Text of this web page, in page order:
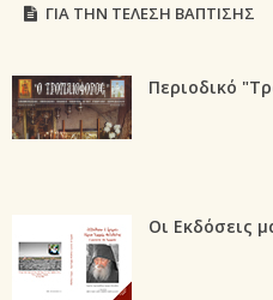
ΓΙΑ ΤΗΝ ΤΕΛΕΣΗ ΒΑΠΤΙΣΗΣ
Περιοδικό
Οι Εκδόσεις